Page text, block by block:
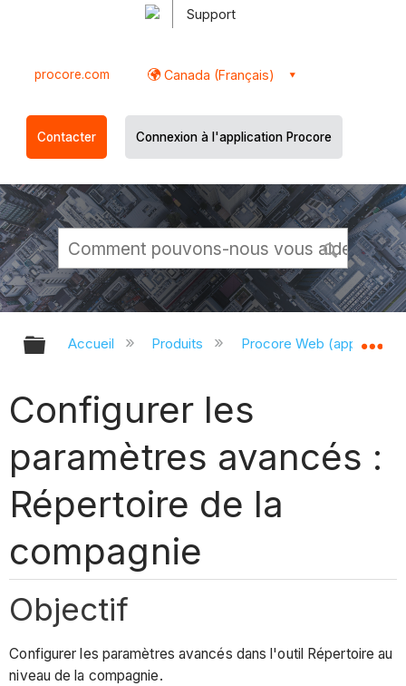
Support
procore.com Canada (Français)
Contacter Connexion à l'application Procore
Développer/réduire la hiérarchie
Accueil Produits Procore Web
Configurer les
paramètres avancés :
Répertoire de la
compagnie
Objectif
Configurer les paramètres avancés dans l'outil Répertoire au
niveau de la compagnie.